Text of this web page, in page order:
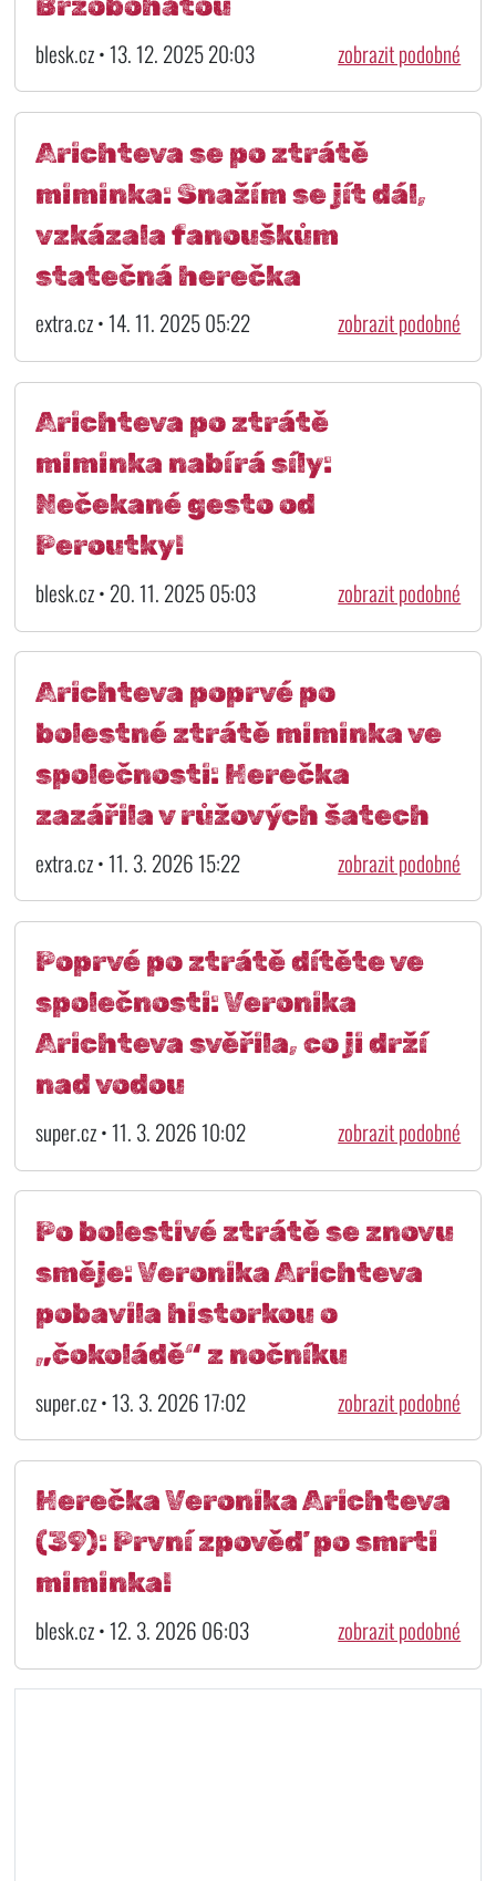
blesk.cz • 13. 12. 2025 20:03 zobrazit podobné
Arichteva se po ztrátě
miminka: Snažím se jít dál,
vzkázala fanouškům
statečná herečka
extra.cz • 14. 11. 2025 05:22 zobrazit podobné
Arichteva po ztrátě
miminka nabírá síly:
Nečekané gesto od
Peroutky!
blesk.cz • 20. 11. 2025 05:03 zobrazit podobné
Arichteva poprvé po
bolestné ztrátě miminka ve
společnosti: Herečka
zazářila v růžových šatech
extra.cz • 11. 3. 2026 15:22 zobrazit podobné
Poprvé po ztrátě dítěte ve
společnosti: Veronika
Arichteva svěřila, co ji drží
nad vodou
super.cz • 11. 3. 2026 10:02 zobrazit podobné
Po bolestivé ztrátě se znovu
směje: Veronika Arichteva
pobavila historkou o
„čokoládě“ z nočníku
super.cz • 13. 3. 2026 17:02 zobrazit podobné
Herečka Veronika Arichteva
(39): První zpověď po smrti
miminka!
blesk.cz • 12. 3. 2026 06:03 zobrazit podobné